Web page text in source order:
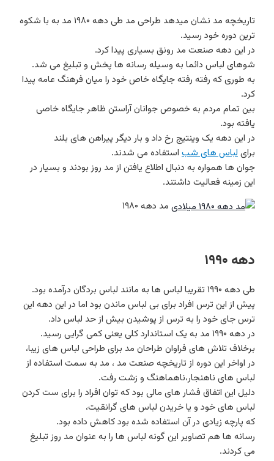
تاریخچه مد نشان میدهد طراحی مد طی دهه ۱۹۸۰ مد به با شکوه
ترین دوره خود رسید.
در این دهه صنعت مد رونق بسیاری پیدا کرد.
شوهای لباس دائما به وسیله رسانه ها پخش و تبلیغ می شد.
به طوری که رفته رفته جایگاه خاص خود را میان فرهنگ عامه پیدا
کرد.
بین تمام مردم به خصوص جوانان آراستن ظاهر جایگاه خاصی
یافته بود.
در این دهه یک وینتیج رخ داد و بار دیگر پیراهن های بلند
برای لباس های شب استفاده می شدند.
جوان ها همواره به دنبال اطلاع یافتن از مد روز بودند و بسیار در
این زمینه فعالیت داشتند.
مد دهه ۱۹۸۰
دهه ۱۹۹۰
طی دهه ۱۹۹۰ تقریبا لباس ها به مانند لباس بردگان درآمده بود.
پیش از این ترس افراد برای بی لباس ماندن بود اما در این دهه این
ترس جای خود را به ترس از پوشیدن بیش از حد لباس داد.
در دهه ۱۹۹۰ مد به یک استاندارد کلی یعنی کمی گرایی رسید.
برخلاف تلاش های فراوان طراحان مد برای طراحی لباس های زیبا،
در اواخر این دوره از تاریخچه صنعت مد ، مد به سمت استفاده از
لباس های ناهنجار،ناهماهنگ و زشت رفت.
دلیل این اتفاق فشار های مالی بود که توان افراد را برای ست کردن
لباس های خود و یا خریدن لباس های گرانقیت،
که پارچه زیادی در آن استفاده شده بود کاهش داده بود.
رسانه ها هم تصاویر این گونه لباس ها را به عنوان مد روز تبلیغ
می کردند.